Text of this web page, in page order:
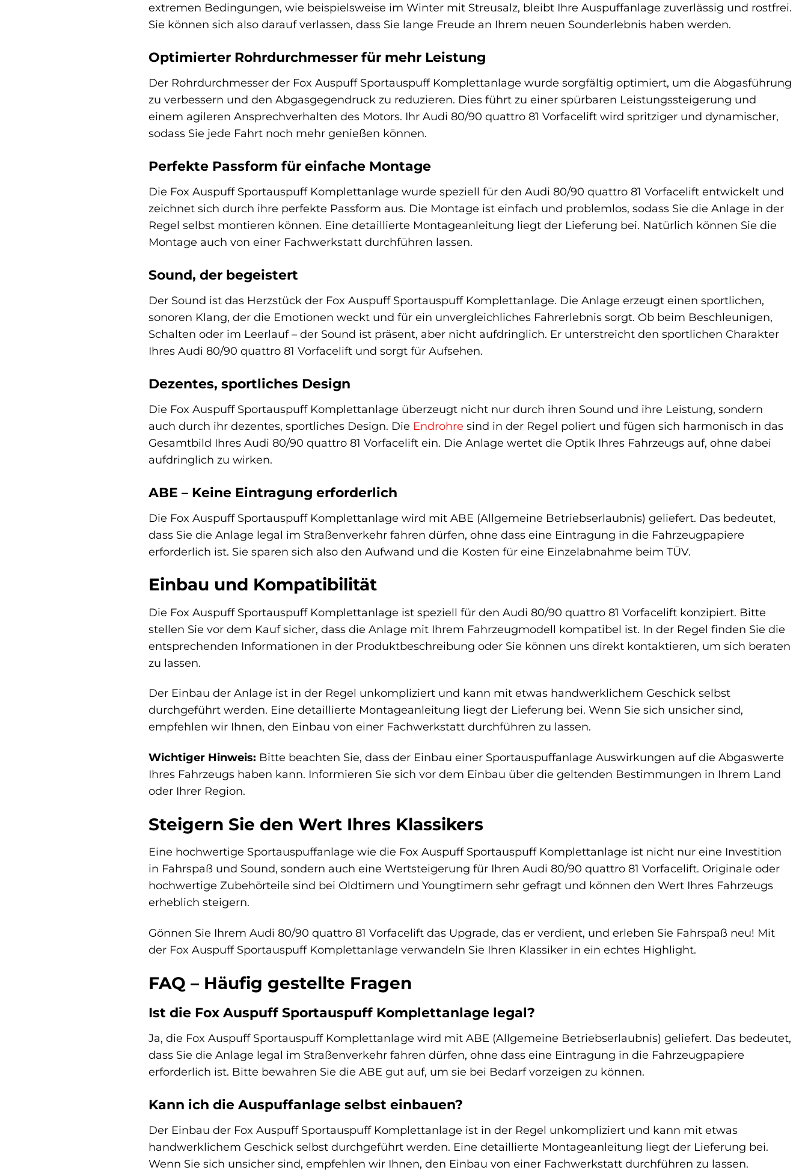
extremen Bedingungen, wie beispielsweise im Winter mit Streusalz, bleibt Ihre Auspuffanlage zuverlässig und rostfrei.
Sie können sich also darauf verlassen, dass Sie lange Freude an Ihrem neuen Sounderlebnis haben werden.
Optimierter Rohrdurchmesser für mehr Leistung
Der Rohrdurchmesser der Fox Auspuff Sportauspuff Komplettanlage wurde sorgfältig optimiert, um die Abgasführung
zu verbessern und den Abgasgegendruck zu reduzieren. Dies führt zu einer spürbaren Leistungssteigerung und
einem agileren Ansprechverhalten des Motors. Ihr Audi 80/90 quattro 81 Vorfacelift wird spritziger und dynamischer,
sodass Sie jede Fahrt noch mehr genießen können.
Perfekte Passform für einfache Montage
Die Fox Auspuff Sportauspuff Komplettanlage wurde speziell für den Audi 80/90 quattro 81 Vorfacelift entwickelt und
zeichnet sich durch ihre perfekte Passform aus. Die Montage ist einfach und problemlos, sodass Sie die Anlage in der
Regel selbst montieren können. Eine detaillierte Montageanleitung liegt der Lieferung bei. Natürlich können Sie die
Montage auch von einer Fachwerkstatt durchführen lassen.
Sound, der begeistert
Der Sound ist das Herzstück der Fox Auspuff Sportauspuff Komplettanlage. Die Anlage erzeugt einen sportlichen,
sonoren Klang, der die Emotionen weckt und für ein unvergleichliches Fahrerlebnis sorgt. Ob beim Beschleunigen,
Schalten oder im Leerlauf – der Sound ist präsent, aber nicht aufdringlich. Er unterstreicht den sportlichen Charakter
Ihres Audi 80/90 quattro 81 Vorfacelift und sorgt für Aufsehen.
Dezentes, sportliches Design
Die Fox Auspuff Sportauspuff Komplettanlage überzeugt nicht nur durch ihren Sound und ihre Leistung, sondern
auch durch ihr dezentes, sportliches Design. Die Endrohre sind in der Regel poliert und fügen sich harmonisch in das
Gesamtbild Ihres Audi 80/90 quattro 81 Vorfacelift ein. Die Anlage wertet die Optik Ihres Fahrzeugs auf, ohne dabei
aufdringlich zu wirken.
ABE – Keine Eintragung erforderlich
Die Fox Auspuff Sportauspuff Komplettanlage wird mit ABE (Allgemeine Betriebserlaubnis) geliefert. Das bedeutet,
dass Sie die Anlage legal im Straßenverkehr fahren dürfen, ohne dass eine Eintragung in die Fahrzeugpapiere
erforderlich ist. Sie sparen sich also den Aufwand und die Kosten für eine Einzelabnahme beim TÜV.
Einbau und Kompatibilität
Die Fox Auspuff Sportauspuff Komplettanlage ist speziell für den Audi 80/90 quattro 81 Vorfacelift konzipiert. Bitte
stellen Sie vor dem Kauf sicher, dass die Anlage mit Ihrem Fahrzeugmodell kompatibel ist. In der Regel finden Sie die
entsprechenden Informationen in der Produktbeschreibung oder Sie können uns direkt kontaktieren, um sich beraten
zu lassen.
Der Einbau der Anlage ist in der Regel unkompliziert und kann mit etwas handwerklichem Geschick selbst
durchgeführt werden. Eine detaillierte Montageanleitung liegt der Lieferung bei. Wenn Sie sich unsicher sind,
empfehlen wir Ihnen, den Einbau von einer Fachwerkstatt durchführen zu lassen.
Wichtiger Hinweis: Bitte beachten Sie, dass der Einbau einer Sportauspuffanlage Auswirkungen auf die Abgaswerte
Ihres Fahrzeugs haben kann. Informieren Sie sich vor dem Einbau über die geltenden Bestimmungen in Ihrem Land
oder Ihrer Region.
Steigern Sie den Wert Ihres Klassikers
Eine hochwertige Sportauspuffanlage wie die Fox Auspuff Sportauspuff Komplettanlage ist nicht nur eine Investition
in Fahrspaß und Sound, sondern auch eine Wertsteigerung für Ihren Audi 80/90 quattro 81 Vorfacelift. Originale oder
hochwertige Zubehörteile sind bei Oldtimern und Youngtimern sehr gefragt und können den Wert Ihres Fahrzeugs
erheblich steigern.
Gönnen Sie Ihrem Audi 80/90 quattro 81 Vorfacelift das Upgrade, das er verdient, und erleben Sie Fahrspaß neu! Mit
der Fox Auspuff Sportauspuff Komplettanlage verwandeln Sie Ihren Klassiker in ein echtes Highlight.
FAQ – Häufig gestellte Fragen
Ist die Fox Auspuff Sportauspuff Komplettanlage legal?
Ja, die Fox Auspuff Sportauspuff Komplettanlage wird mit ABE (Allgemeine Betriebserlaubnis) geliefert. Das bedeutet,
dass Sie die Anlage legal im Straßenverkehr fahren dürfen, ohne dass eine Eintragung in die Fahrzeugpapiere
erforderlich ist. Bitte bewahren Sie die ABE gut auf, um sie bei Bedarf vorzeigen zu können.
Kann ich die Auspuffanlage selbst einbauen?
Der Einbau der Fox Auspuff Sportauspuff Komplettanlage ist in der Regel unkompliziert und kann mit etwas
handwerklichem Geschick selbst durchgeführt werden. Eine detaillierte Montageanleitung liegt der Lieferung bei.
Wenn Sie sich unsicher sind, empfehlen wir Ihnen, den Einbau von einer Fachwerkstatt durchführen zu lassen.